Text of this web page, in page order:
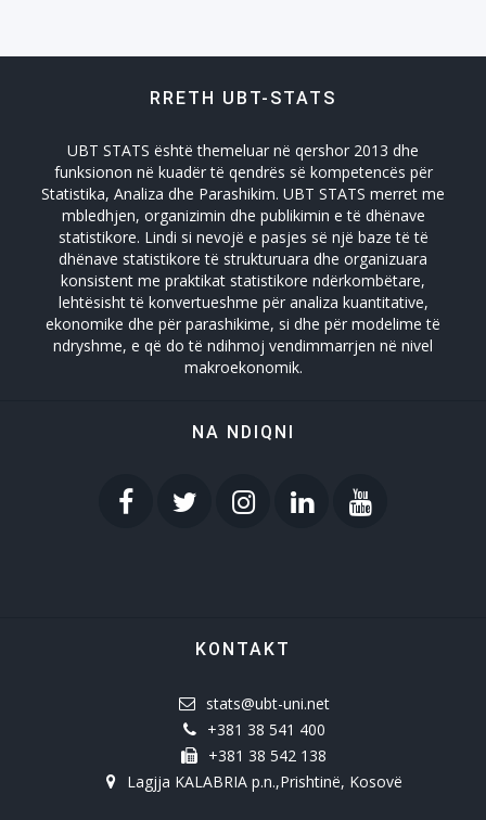
Zhvillimi Social Social Developmet
RRETH UBT-STATS
UBT STATS është themeluar në qershor 2013 dhe
funksionon në kuadër të qendrës së kompetencës për
Statistika, Analiza dhe Parashikim. UBT STATS merret me
mbledhjen, organizimin dhe publikimin e të dhënave
statistikore. Lindi si nevojë e pasjes së një baze të të
dhënave statistikore të strukturuara dhe organizuara
konsistent me praktikat statistikore ndërkombëtare,
lehtësisht të konvertueshme për analiza kuantitative,
ekonomike dhe për parashikime, si dhe për modelime të
ndryshme, e që do të ndihmoj vendimmarrjen në nivel
makroekonomik.
NA NDIQNI
KONTAKT
stats@ubt-uni.net
+381 38 541 400
+381 38 542 138
Lagjja KALABRIA p.n.,Prishtinë, Kosovë